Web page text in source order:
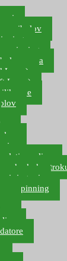
za ribolov
spinning
soma
Lures)
Lures)
varalica
dvokuke,
i ringovi
za spinning